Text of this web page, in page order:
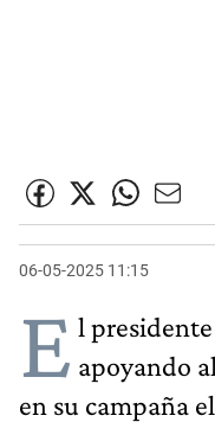
06-05-2025 11:15
E l presidente
apoyando
en su campaña